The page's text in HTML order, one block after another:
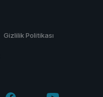
Gizlilik Politikası